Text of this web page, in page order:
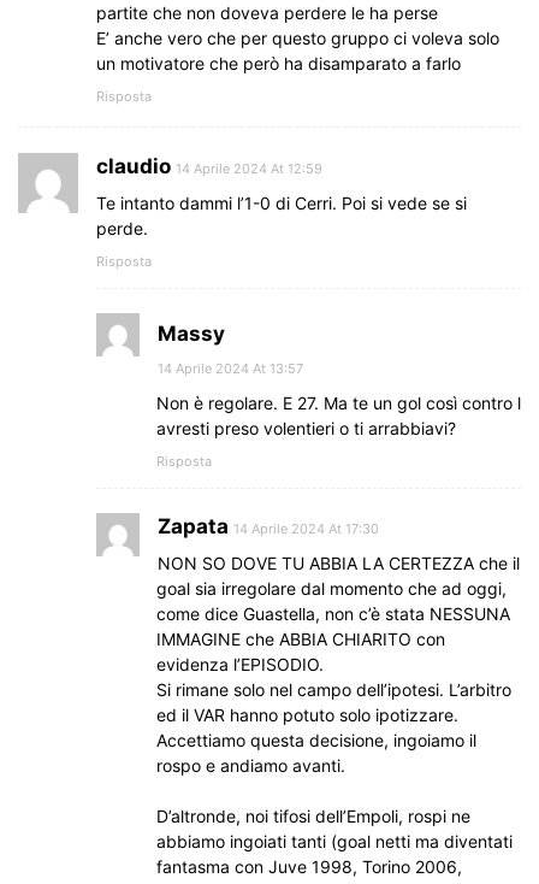
partite che non doveva perdere le ha perse
E’ anche vero che per questo gruppo ci voleva solo
un motivatore che però ha disamparato a farlo
Risposta
claudio 14 Aprile 2024 At 12:59
Te intanto dammi l’1-0 di Cerri. Poi si vede se si
perde.
Risposta
Massy
14 Aprile 2024 At 13:57
Non è regolare. E 27. Ma te un gol così contro l
avresti preso volentieri o ti arrabbiavi?
Risposta
Zapata 14 Aprile 2024 At 17:30
NON SO DOVE TU ABBIA LA CERTEZZA che il
goal sia irregolare dal momento che ad oggi,
come dice Guastella, non c’è stata NESSUNA
IMMAGINE che ABBIA CHIARITO con
evidenza l’EPISODIO.
Si rimane solo nel campo dell’ipotesi. L’arbitro
ed il VAR hanno potuto solo ipotizzare.
Accettiamo questa decisione, ingoiamo il
rospo e andiamo avanti.
D’altronde, noi tifosi dell’Empoli, rospi ne
abbiamo ingoiati tanti (goal netti ma diventati
fantasma con Juve 1998, Torino 2006,